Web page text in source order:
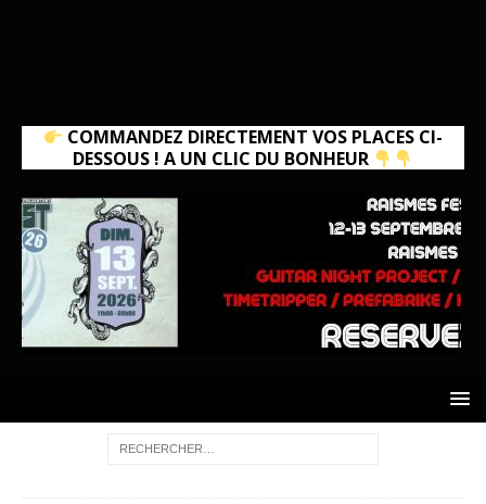
COMMANDEZ DIRECTEMENT VOS PLACES CI-
DESSOUS ! A UN CLIC DU BONHEUR